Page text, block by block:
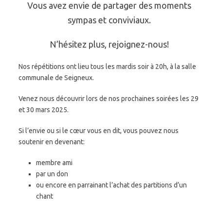
Vous avez envie de partager des moments
sympas et conviviaux.
N’hésitez plus, rejoignez-nous!
Nos répétitions ont lieu tous les mardis soir à 20h, à la salle
communale de Seigneux.
Venez nous découvrir lors de nos prochaines soirées les 29
et 30 mars 2025.
Si l’envie ou si le cœur vous en dit, vous pouvez nous
soutenir en devenant:
membre ami
par un don
ou encore en parrainant l’achat des partitions d’un
chant